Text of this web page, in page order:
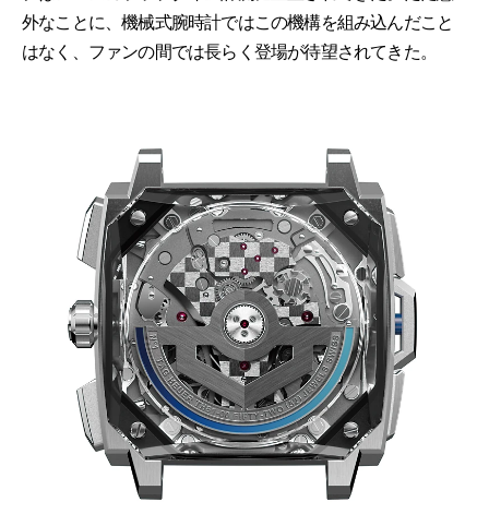
外なことに、機械式腕時計ではこの機構を組み込んだこと
はなく、ファンの間では長らく登場が待望されてきた。